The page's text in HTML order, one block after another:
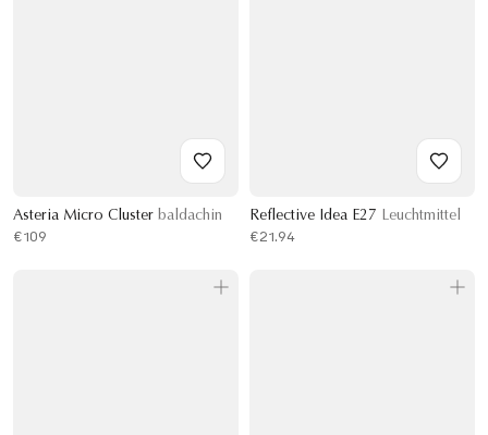
Asteria Micro Cluster baldachin
€109
Reflective Idea E27 Leuchtmittel
€21.94